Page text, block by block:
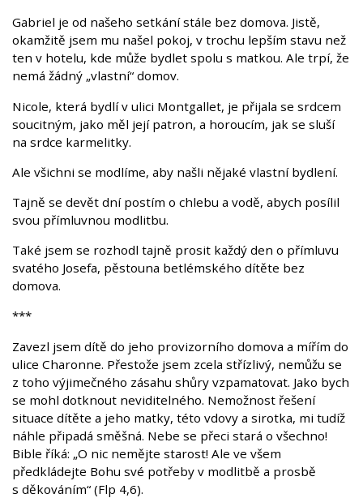
Gabriel je od našeho setkání stále bez domova. Jistě,
okamžitě jsem mu našel pokoj, v trochu lepším stavu než
ten v hotelu, kde může bydlet spolu s matkou. Ale trpí, že
nemá žádný „vlastní“ domov.
Nicole, která bydlí v ulici Montgallet, je přijala se srdcem
soucitným, jako měl její patron, a horoucím, jak se sluší
na srdce karmelitky.
Ale všichni se modlíme, aby našli nějaké vlastní bydlení.
Tajně se devět dní postím o chlebu a vodě, abych posílil
svou přímluvnou modlitbu.
Také jsem se rozhodl tajně prosit každý den o přímluvu
svatého Josefa, pěstouna betlémského dítěte bez
domova.
***
Zavezl jsem dítě do jeho provizorního domova a mířím do
ulice Charonne. Přestože jsem zcela střízlivý, nemůžu se
z toho výjimečného zásahu shůry vzpamatovat. Jako bych
se mohl dotknout neviditelného. Nemožnost řešení
situace dítěte a jeho matky, této vdovy a sirotka, mi tudíž
náhle připadá směšná. Nebe se přeci stará o všechno!
Bible říká: „O nic nemějte starost! Ale ve všem
předkládejte Bohu své potřeby v modlitbě a prosbě
s děkováním“ (Flp 4,6).